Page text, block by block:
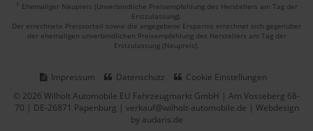
1 Ehemaliger Neupreis (Unverbindliche Preisempfehlung des Herstellers am Tag der
Erstzulassung).
Der errechnete Preisvorteil sowie die angegebene Ersparnis errechnet sich gegenüber
der ehemaligen unverbindlichen Preisempfehlung des Herstellers am Tag der
Erstzulassung (Neupreis).
Impressum Datenschutz
Cookie Einstellungen
© 2026 Wilholt Automobile EU Fahrzeugmarkt GmbH | Am Vosseberg 68-
70 | DE-26871 Papenburg | verkauf@wilholt-automobile.de | Webdesign
by audaris.de